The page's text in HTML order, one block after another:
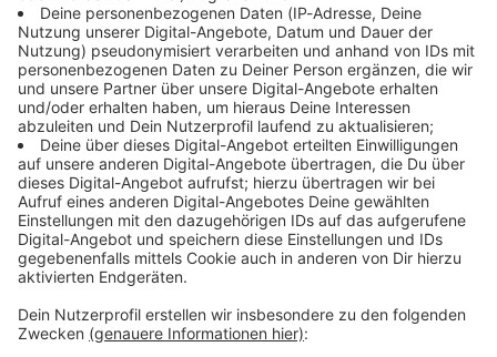
Immer auf dem Laufenden
bleiben!
Verpass' nichts mehr - mit unserem kostenlosen
ANTENNE BAYERN Newsletter. Ob Nachrichten,
Lifestyle oder unsere neuesten Aktionen - wir
informieren dich.